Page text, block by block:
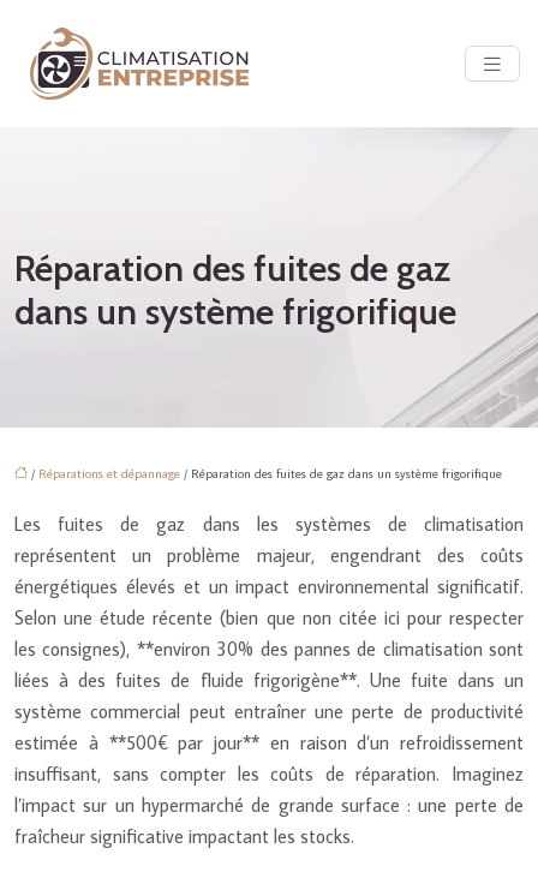
Réparation des fuites de gaz
dans un système frigorifique
/ Réparations et dépannage / Réparation des fuites de gaz dans un système frigorifique
Les fuites de gaz dans les systèmes de climatisation
représentent un problème majeur, engendrant des coûts
énergétiques élevés et un impact environnemental significatif.
Selon une étude récente (bien que non citée ici pour respecter
les consignes), **environ 30% des pannes de climatisation sont
liées à des fuites de fluide frigorigène**. Une fuite dans un
système commercial peut entraîner une perte de productivité
estimée à **500€ par jour** en raison d’un refroidissement
insuffisant, sans compter les coûts de réparation. Imaginez
l’impact sur un hypermarché de grande surface : une perte de
fraîcheur significative impactant les stocks.